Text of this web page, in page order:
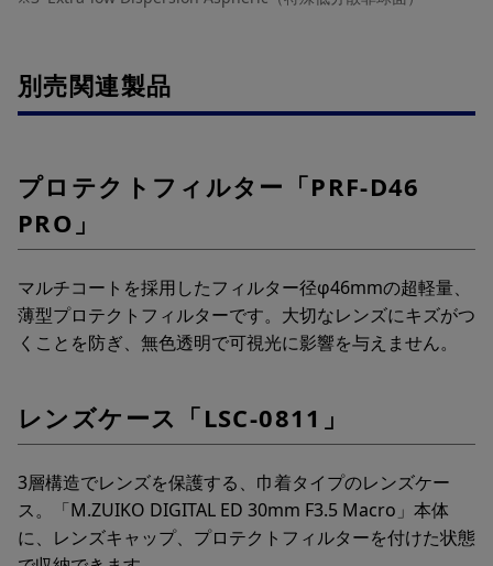
別売関連製品
プロテクトフィルター「PRF-D46
PRO」
マルチコートを採用したフィルター径φ46mmの超軽量、
薄型プロテクトフィルターです。大切なレンズにキズがつ
くことを防ぎ、無色透明で可視光に影響を与えません。
レンズケース「LSC-0811」
3層構造でレンズを保護する、巾着タイプのレンズケー
ス。「M.ZUIKO DIGITAL ED 30mm F3.5 Macro」本体
に、レンズキャップ、プロテクトフィルターを付けた状態